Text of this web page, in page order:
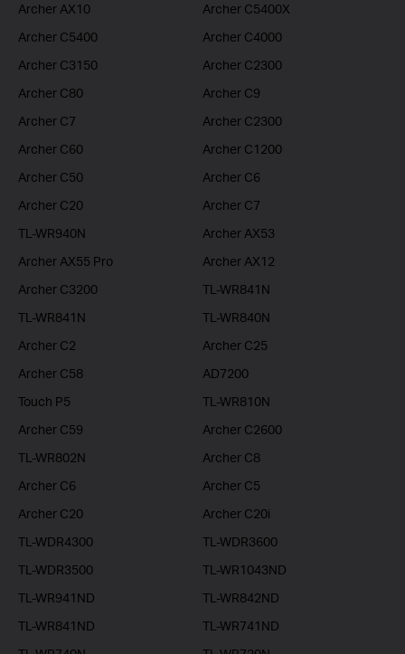
Archer AX10
Archer C5400X
Archer C5400
Archer C4000
Archer C3150
Archer C2300
Archer C80
Archer C9
Archer C7
Archer C2300
Archer C60
Archer C1200
Archer C50
Archer C6
Archer C20
Archer C7
TL-WR940N
Archer AX53
Archer AX55 Pro
Archer AX12
Archer C3200
TL-WR841N
TL-WR841N
TL-WR840N
Archer C2
Archer C25
Archer C58
AD7200
Touch P5
TL-WR810N
Archer C59
Archer C2600
TL-WR802N
Archer C8
Archer C6
Archer C5
Archer C20
Archer C20i
TL-WDR4300
TL-WDR3600
TL-WDR3500
TL-WR1043ND
TL-WR941ND
TL-WR842ND
TL-WR841ND
TL-WR741ND